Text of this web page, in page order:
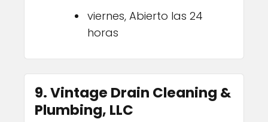
viernes, Abierto las 24
horas
9. Vintage Drain Cleaning &
Plumbing, LLC